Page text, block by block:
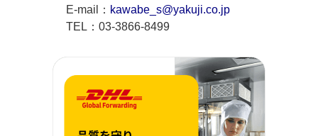
E-mail： kawabe_s@yakuji.co.jp
TEL：03-3866-8499